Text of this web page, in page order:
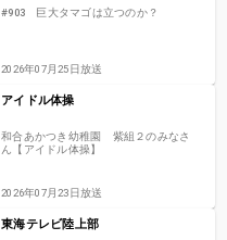
#903 巨大タマゴは立つのか？
2026年07月25日放送
アイドル体操
和合あかつき幼稚園 紫組２のみなさ
ん【アイドル体操】
2026年07月23日放送
東海テレビ陸上部